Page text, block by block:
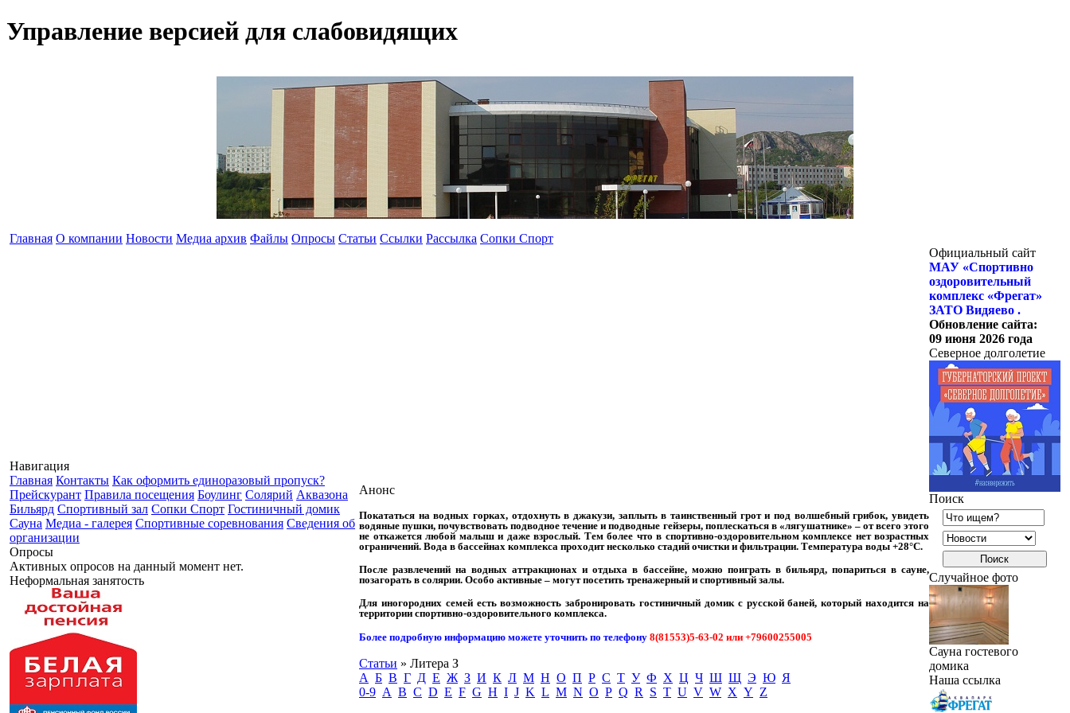
Управление версией для слабовидящих
Главная О компании Новости Медиа архив Файлы Опросы Статьи Ссылки Рассылка Сопки Спорт
Навигация
Главная Контакты Как оформить единоразовый пропуск?
Прейскурант Правила посещения Боулинг Солярий Аквазона
Бильярд Спортивный зал Сопки Спорт Гостиничный домик
Сауна Медиа - галерея Спортивные соревнования Сведения об
организации
Опросы
Активных опросов на данный момент нет.
Неформальная занятость
Анонс
Покататься на водных горках, отдохнуть в джакузи, заплыть в таинственный грот и под волшебный грибок, увидеть
водяные пушки, почувствовать подводное течение и подводные гейзеры, поплескаться в «лягушатнике» – от всего этого
не откажется любой малыш и даже взрослый. Тем более что в спортивно-оздоровительном комплексе нет возрастных
ограничений. Вода в бассейнах комплекса проходит несколько стадий очистки и фильтрации. Температура воды +28°С.
После развлечений на водных аттракционах и отдыха в бассейне, можно поиграть в бильярд, попариться в сауне,
позагорать в солярии. Особо активные – могут посетить тренажерный и спортивный залы.
Для иногородних семей есть возможность забронировать гостиничный домик с русской баней, который находится на
территории спортивно-оздоровительного комплекса.
Более подробную информацию можете уточнить по телефону 8(81553)5-63-02 или +79600255005
Статьи » Литера З
А Б В Г Д Е Ж З И К Л М Н О П Р С Т У Ф Х Ц Ч Ш Щ Э Ю Я
0-9 A B C D E F G H I J K L M N O P Q R S T U V W X Y Z
Официальный сайт
МАУ «Спортивно
оздоровительный
комплекс «Фрегат»
ЗАТО Видяево .
Обновление сайта:
09 июня 2026 года
Северное долголетие
Поиск
Случайное фото
Сауна гостевого
домика
Наша ссылка